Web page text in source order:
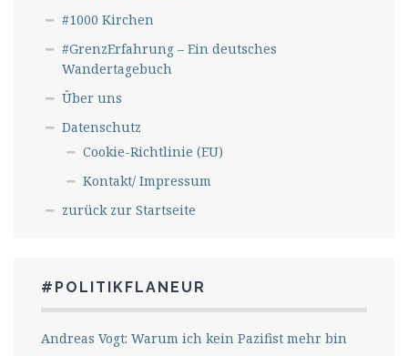
#1000 Kirchen
#GrenzErfahrung – Ein deutsches
Wandertagebuch
Über uns
Datenschutz
Cookie-Richtlinie (EU)
Kontakt/ Impressum
zurück zur Startseite
#POLITIKFLANEUR
Andreas Vogt: Warum ich kein Pazifist mehr bin